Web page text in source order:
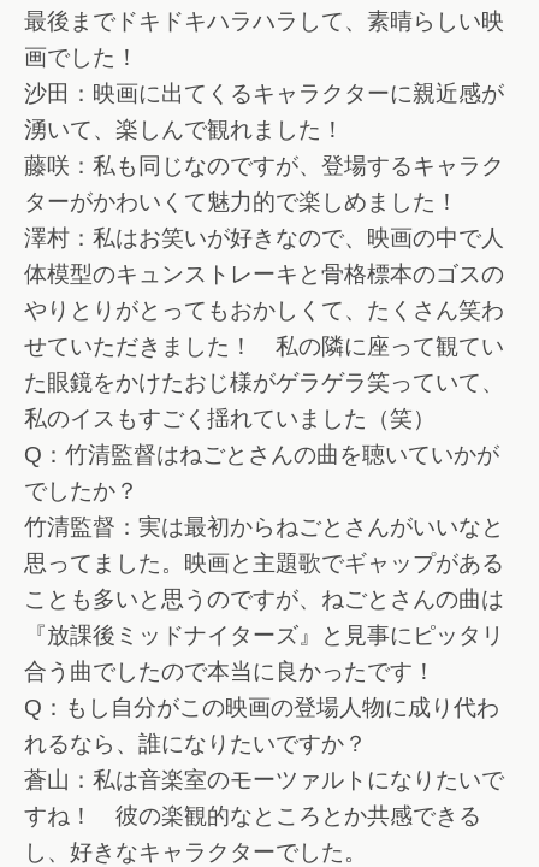
最後までドキドキハラハラして、素晴らしい映
画でした！
沙田：映画に出てくるキャラクターに親近感が
湧いて、楽しんで観れました！
藤咲：私も同じなのですが、登場するキャラク
ターがかわいくて魅力的で楽しめました！
澤村：私はお笑いが好きなので、映画の中で人
体模型のキュンストレーキと骨格標本のゴスの
やりとりがとってもおかしくて、たくさん笑わ
せていただきました！ 私の隣に座って観てい
た眼鏡をかけたおじ様がゲラゲラ笑っていて、
私のイスもすごく揺れていました（笑）
Q：竹清監督はねごとさんの曲を聴いていかが
でしたか？
竹清監督：実は最初からねごとさんがいいなと
思ってました。映画と主題歌でギャップがある
ことも多いと思うのですが、ねごとさんの曲は
『放課後ミッドナイターズ』と見事にピッタリ
合う曲でしたので本当に良かったです！
Q：もし自分がこの映画の登場人物に成り代わ
れるなら、誰になりたいですか？
蒼山：私は音楽室のモーツァルトになりたいで
すね！ 彼の楽観的なところとか共感できる
し、好きなキャラクターでした。